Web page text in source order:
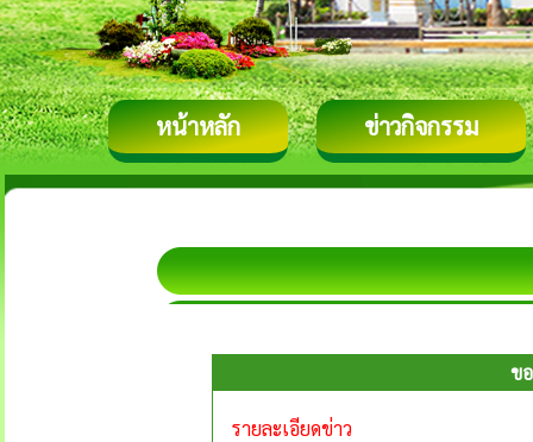
หน้าหลัก ข่าวกิจกรรม
ข
รายละเอียดข่าว